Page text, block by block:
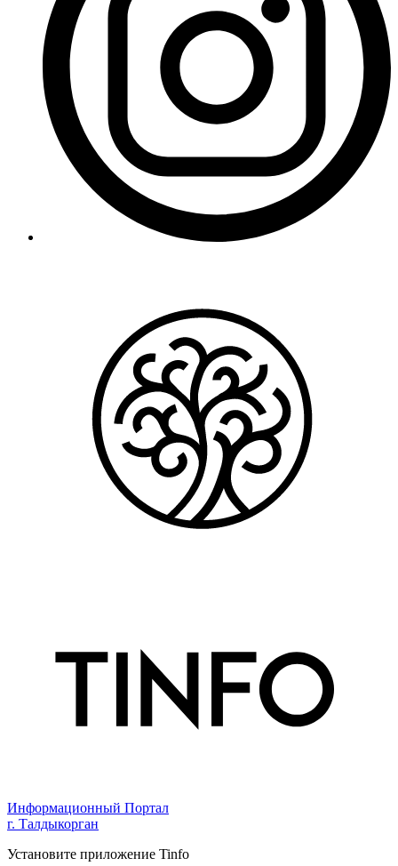
Информационный Портал
г. Талдыкорган
Установите приложение Tinfo